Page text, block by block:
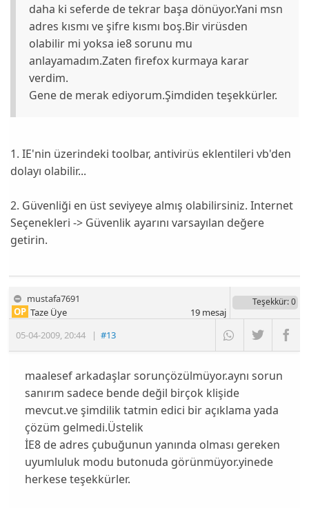
daha ki seferde de tekrar başa dönüyor.Yani msn
adres kısmı ve şifre kısmı boş.Bir virüsden
olabilir mi yoksa ie8 sorunu mu
anlayamadım.Zaten firefox kurmaya karar
verdim.
Gene de merak ediyorum.Şimdiden teşekkürler.
1. IE'nin üzerindeki toolbar, antivirüs eklentileri vb'den
dolayı olabilir...
2. Güvenliği en üst seviyeye almış olabilirsiniz. Internet
Seçenekleri -> Güvenlik ayarını varsayılan değere
getirin.
mustafa7691
05-04-2009,20:44 |#13
OP Taze Üye
Teşekkür: 0
19mesaj
maalesef arkadaşlar sorunçözülmüyor.aynı sorun
sanırım sadece bende değil birçok klişide
mevcut.ve şimdilik tatmin edici bir açıklama yada
çözüm gelmedi.Üstelik
İE8 de adres çubuğunun yanında olması gereken
uyumluluk modu butonuda görünmüyor.yinede
herkese teşekkürler.